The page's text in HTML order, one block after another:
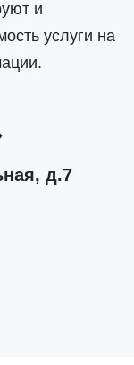
и
услуги на
д.7